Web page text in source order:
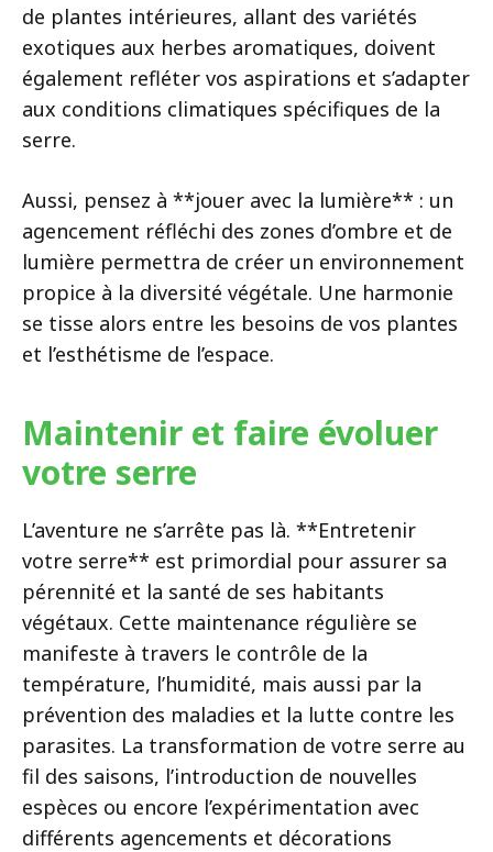
de plantes intérieures, allant des variétés
exotiques aux herbes aromatiques, doivent
également refléter vos aspirations et s’adapter
aux conditions climatiques spécifiques de la
serre.
Aussi, pensez à **jouer avec la lumière** : un
agencement réfléchi des zones d’ombre et de
lumière permettra de créer un environnement
propice à la diversité végétale. Une harmonie
se tisse alors entre les besoins de vos plantes
et l’esthétisme de l’espace.
Maintenir et faire évoluer
votre serre
L’aventure ne s’arrête pas là. **Entretenir
votre serre** est primordial pour assurer sa
pérennité et la santé de ses habitants
végétaux. Cette maintenance régulière se
manifeste à travers le contrôle de la
température, l’humidité, mais aussi par la
prévention des maladies et la lutte contre les
parasites. La transformation de votre serre au
fil des saisons, l’introduction de nouvelles
espèces ou encore l’expérimentation avec
différents agencements et décorations